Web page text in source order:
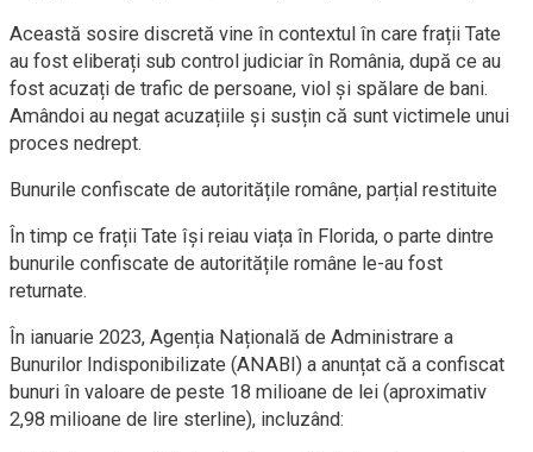
Această sosire discretă vine în contextul în care frații Tate
au fost eliberați sub control judiciar în România, după ce au
fost acuzați de trafic de persoane, viol și spălare de bani.
Amândoi au negat acuzațiile și susțin că sunt victimele unui
proces nedrept.
Bunurile confiscate de autoritățile române, parțial restituite
În timp ce frații Tate își reiau viața în Florida, o parte dintre
bunurile confiscate de autoritățile române le-au fost
returnate.
În ianuarie 2023, Agenția Națională de Administrare a
Bunurilor Indisponibilizate (ANABI) a anunțat că a confiscat
bunuri în valoare de peste 18 milioane de lei (aproximativ
2,98 milioane de lire sterline), incluzând: